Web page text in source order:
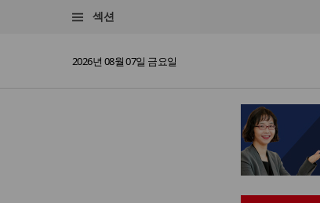
섹션
2026년 08월 07일 금요일